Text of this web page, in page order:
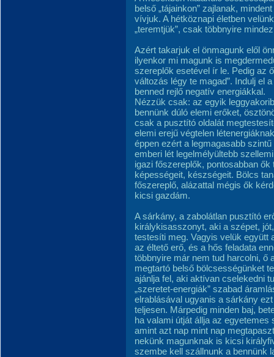
belső „tájainkon” zajlanak,
vívjuk. A hétköznapi életben
„teremtjük”, csak többnyire
Azért takarjuk el önmagunk elől
ilyenkor mi magunk is
szereplők esetével ír le. Pedig az
változás légy te magad”. Indulj el
benned rejlő negatív energiákkal.
Nézzük csak: az egyik
bennünk dúló elemi erőket,
csak a pusztító oldalát
elemi erejű végtelen
éppen ezért a legmagasabb
emberi lét legelmélyültebb
igazi főszereplők, pontosabban
képességeit, készségeit. Bölcs
főszereplő, alázattal mégis ők
kicsi gazdám.
A sárkány, a zabolátlan pusztító
királykisasszonyt, aki a szépet,
testesíti meg. Vagyis velük együtt
az éltető erő, és a hős feladata
többnyire már nem tud harcolni, ő
megtartó belső bölcsességünket
ajánlja fel, aki aktívan cselekedni
„szeretet-energiák” szabad
elrablásával ugyanis a sárkány
teljesen. Márpedig minden baj,
ha valami útját állja az
amint azt nap mint nap
nekünk magunknak is kicsi
szembe kell szállnunk a bennünk